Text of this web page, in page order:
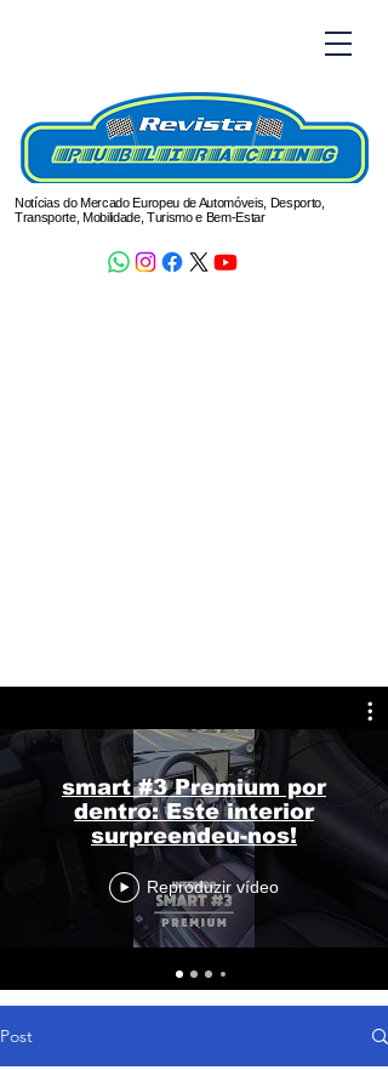
Notícias do Mercado Europeu de Automóveis, Desporto,
Transporte, Mobilidade, Turismo e Bem-Estar
smart #3 Premium por
dentro: Este interior
surpreendeu-nos!
Reproduzir vídeo
Post